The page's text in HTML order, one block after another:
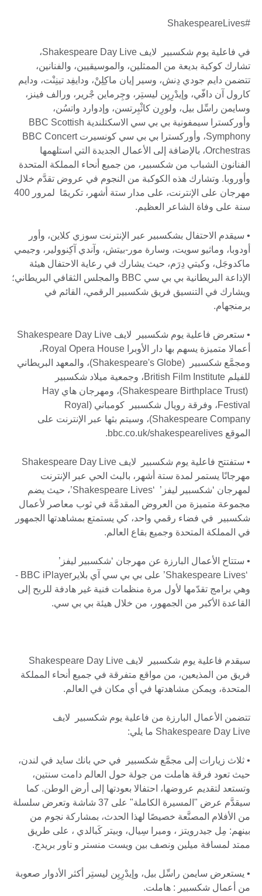
#ShakespeareLives
في فاعلية يوم شكسبير لايف Shakespeare Day Live،
تشارك كوكبة بديعة من الممثلين، والموسيقيين، والفنانين،
تتضمن دايم جودي دِنش، وسير إيان ماكِلِنْ، ودايفِد تينِنْت، ودايم
كارول آن دافّي، وإيدْرِيِن ليستِر، وجِرماين جْرير، ورالف فينز،
وسايمن راسِّل بيل، ولورِن كاثْبِرتسن، وإدوارد واتسُن،
وأوركسترا سيمفونية بي بي سي الاسكتلندية BBC Scottish
Symphony، وأوركسترا بي بي سي كونسيرت BBC Concert
Orchestras، بالإضافة إلى الأعمال الجديدة التي استلهمها
الفنانون الشباب من شكسبير، من جميع أنحاء المملكة المتحدة
وأوروبا. وتشارك هذه الكوكبة من النجوم في عروض تقدَّم خلال
مهرجان على الإنترنت، على مدار ستة أشهر، تكريمًا لمرور 400
سنة على وفاة الشاعر العظيم.
• سيقدم الاحتفال بشكسبير عبر الإنترنت سوزي كلاين، وأور
أودوبا، وماثيو سويت، وسارة مور-بيتش، وآندي آكِنوولير، وجيمي
ماكدوجَل، وكيتي دِرَم، حيث يشارك في رعاية الاحتفال هيئة
الإذاعة البريطانية بي بي سي BBC والمجلس الثقافي البريطاني؛
ويشارك في التنسيق فريق شكسبير الرقمي، القائم في
برمنجهام.
• ستعرض فاعلية يوم شكسبير لايف Shakespeare Day Live
أعمالا متميزة يسهم بها دار الأوبرا Royal Opera House،
ومجمَّع شكسبير (Shakespeare's Globe)، والمعهد البريطاني
للفيلم British Film Institute، وجمعية ميلاد شكسبير
(Shakespeare Birthplace Trust)، ومهرجان هاي Hay
Festival، وفرقة رويال شكسبير كومباني (Royal
Shakespeare Company)، وسيتم بثها عبر الإنترنت على
الموقع bbc.co.uk/shakespearelives.
• ستفتتح فاعلية يوم شكسبير لايف Shakespeare Day Live
مهرجانًا يستمر لمدة ستة أشهر، بالبث الحي عبر الإنترنت
لمهرجان ‘شكسبير ليفز’ ‘Shakespeare Lives’، حيث يضم
مجموعة متميزة من العروض المقدمَّة في ثوب معاصر لأعمال
شكسبير في فضاء رقمي واحد، كي يستمتع بمشاهدتها الجمهور
في المملكة المتحدة وجميع بقاع العالم.
• ستتاح الأعمال البارزة عن مهرجان ‘شكسبير ليفز’
‘Shakespeare Lives’ على بي بي سي آي بلايرBBC iPlayer -
وهي برامج تقدّمها لأول مرة منظمات فنية غير هادفة للربح إلى
القاعدة الأكبر من الجمهور، من خلال هيئة بي بي سي.
سيقدم فاعلية يوم شكسبير لايف Shakespeare Day Live
فريق من المذيعين، من مواقع متفرقة في جميع أنحاء المملكة
المتحدة، ويمكن مشاهدتها في أي مكان في العالم.
تتضمن الأعمال البارزة من فاعلية يوم شكسبير لايف
Shakespeare Day Live ما يلي:
• ثلاث زيارات إلى مجمَّع شكسبير في حي بانك سايد في لندن،
حيث تعود فرقة هاملت من جولة حول العالم دامت سنتين،
وتستعد لتقديم عروضها، احتفالا بعودتها إلى أرض الوطن. كما
سيقدَّم عرض "المسيرة الكاملة" على 37 شاشة وتعرض سلسلة
من الأفلام المصنَّعة خصيصًا لهذا الحدث، بمشاركة نجوم من
بينهم: مِل جيدرويتز ، وميرا سِيال، وبيتر كَبالدي ، على طريق
ممتد لمسافة ميلين ونصف بين ويست منستر و تاور بريدج.
• يستعرض سايمن راسِّل بيل، وإيدْرِيِن ليستِر أكثر الأدوار صعوبة
من أعمال شكسبير : هاملت.